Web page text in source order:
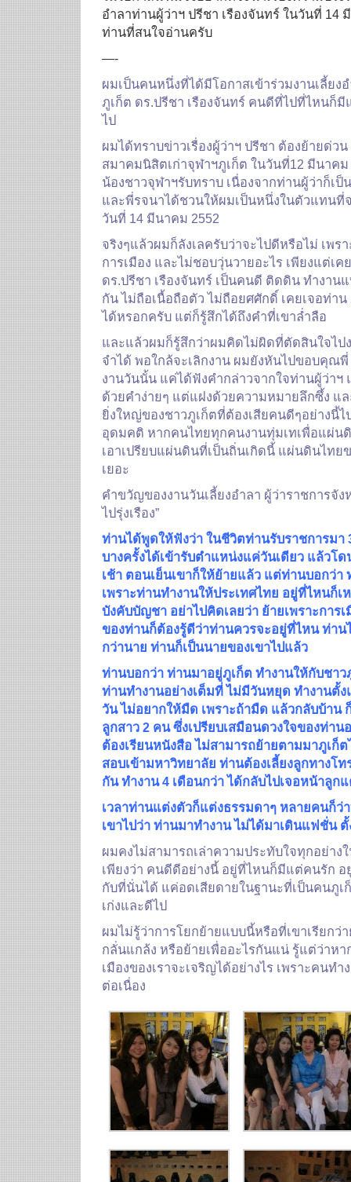
อำลาท่านผู้ว่าฯ ปรีชา เรืองจันทร์ ในวันที่ 14
ท่านที่สนใจอ่านครับ
—-
ผมเป็นคนหนึ่งที่ได้มีโอกาสเข้าร่วมงานเลี้ยง
ภูเก็ต ดร.ปรีชา เรืองจันทร์ คนดีที่ไปที่ไหนก็
ไป
ผมได้ทราบข่าวเรื่องผู้ว่าฯ ปรีชา ต้องย้ายด่ว
สมาคมนิสิตเก่าจุฬาฯภูเก็ต ในวันที่12 มีนาค
น้องชาวจุฬาฯรับทราบ เนื่องจากท่านผู้ว่าก็เ
และพี่รจนาได้ชวนให้ผมเป็นหนึ่งในตัวแทนที่
วันที่ 14 มีนาคม 2552
จริงๆแล้วผมก็ลังเลครับว่าจะไปดีหรือไม่ เพร
การเมือง และไม่ชอบวุ่นวายอะไร เพียงแต่เ
ดร.ปรีชา เรืองจันทร์ เป็นคนดี ติดดิน ทำงานแ
กัน ไม่ถือเนื้อถือตัว ไม่ถือยศศักดิ์ เคยเจอท่า
ได้หรอกครับ แต่ก็รู้สึกได้ถึงคำที่เขาล่ำลือ
และแล้วผมก็รู้สึกว่าผมคิดไม่ผิดที่ตัดสินใจไป
จำได้ พอใกล้จะเลิกงาน ผมยังหันไปขอบคุณ
งานวันนั้น แค่ได้ฟังคำกล่าวจากใจท่านผู้ว่า
ด้วยคำง่ายๆ แต่แฝงด้วยความหมายลึกซึ้ง แ
ยิ่งใหญ่ของชาวภูเก็ตที่ต้องเสียคนดีๆอย่างนี้ไ
อุดมคติ หากคนไทยทุกคนงานทุ่มเทเพื่อแผ่น
เอาเปรียบแผ่นดินที่เป็นถิ่นเกิดนี้ แผ่นดินไทย
เยอะ
คำขวัญของงานวันเลี้ยงอำลา ผู้ว่าราชการจัง
ไปรุ่งเรือง”
ท่านได้พูดให้ฟังว่า ในชีวิตท่านรับราชการมา
บางครั้งได้เข้ารับตำแหน่งแค่วันเดียว แล้วโ
เช้า ตอนเย็นเขาก็ให้ย้ายแล้ว แต่ท่านบอกว่
เพราะท่านทำงานให้ประเทศไทย อยู่ที่ไหนก็
บังคับบัญชา อย่าไปคิดเลยว่า ย้ายเพราะการ
ของท่านก็ต้องรู้ดีว่าท่านควรจะอยู่ที่ไหน ท่าน
กว่านาย ท่านก็เป็นนายของเขาไปแล้ว
ท่านบอกว่า ท่านมาอยู่ภูเก็ต ทำงานให้กับชาว
ท่านทำงานอย่างเต็มที่ ไม่มีวันหยุด ทำงานตั้
วัน ไม่อยากให้มืด เพราะถ้ามืด แล้วกลับบ้าน
ลูกสาว 2 คน ซึ่งเปรียบเสมือนดวงใจของท่า
ต้องเรียนหนังสือ ไม่สามารถย้ายตามมาภูเก็
สอบเข้ามหาวิทยาลัย ท่านต้องเลี้ยงลูกทางโ
กัน ทำงาน 4 เดือนกว่า ได้กลับไปเจอหน้าลูก
เวลาท่านแต่งตัวก็แต่งธรรมดาๆ หลายคนก็ว่
เขาไปว่า ท่านมาทำงาน ไม่ได้มาเดินแฟชั่น ตั้
ผมคงไม่สามารถเล่าความประทับใจทุกอย่า
เพียงว่า คนดีดีอย่างนี้ อยู่ที่ไหนก็มีแต่คนรัก
กับที่นั่นได้ แค่อดเสียดายในฐานะที่เป็นคนภู
เก่งและดีไป
ผมไม่รู้ว่าการโยกย้ายแบบนี้หรือที่เขาเรียกว่
กลั่นแกล้ง หรือย้ายเพื่ออะไรกันแน่ รู้แต่ว่าห
เมืองของเราจะเจริญได้อย่างไร เพราะคนท
ต่อเนื่อง